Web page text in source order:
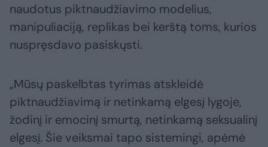
naudotus piktnaudžiavimo modelius,
manipuliaciją, replikas bei kerštą toms, kurios
nuspręsdavo pasiskųsti.
„Mūsų paskelbtas tyrimas atskleidė
piktnaudžiavimą ir netinkamą elgesį lygoje,
žodinį ir emocinį smurtą, netinkamą seksualinį
elgesį. Šie veiksmai tapo sistemingi, apėmė